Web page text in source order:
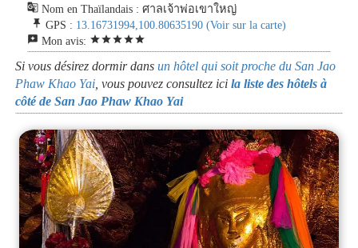
g_translate Nom en Thaïlandais : ศาลเจ้าพ่อเขาใหญ่
push_pin GPS : 13.16731994,100.80635190 (Voir sur la carte)
reviews Mon avis: starstarstarstarstar
Si vous désirez dormir dansun hôtel qui soit proche du San Jao
Phaw Khao Yai , vous pouvez consultez icila liste des hôtels à
côté de San Jao Phaw Khao Yai